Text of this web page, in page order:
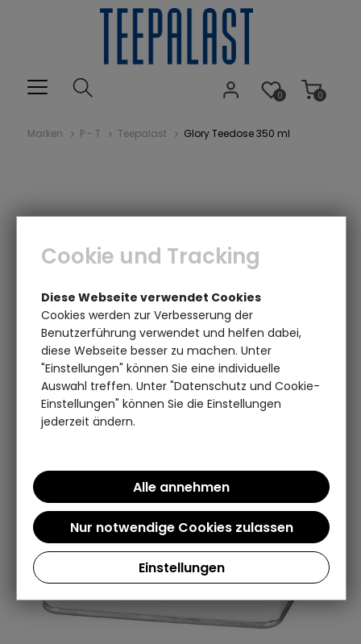
0
0
Marken P - T Teepalast Glory Teedose 350 ml
Cookie und Tracking
Diese Webseite verwendet Cookies
Cookies werden zur Verbesserung der
Benutzerführung verwendet und helfen dabei,
diese Webseite besser zu machen. Unter
"Einstellungen" können Sie eine individuelle
Auswahl treffen. Unter "Datenschutz und Cookie-
Einstellungen" können Sie die Einstellungen
jederzeit ändern.
Einstellungen